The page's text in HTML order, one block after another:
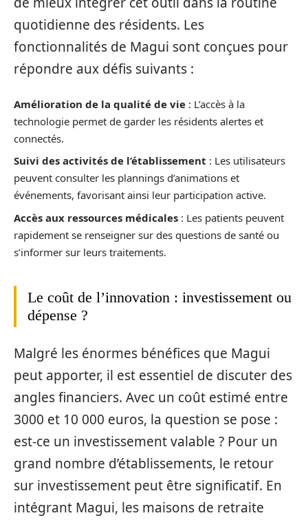
quotidienne des résidents. Les
fonctionnalités de Magui sont conçues pour
répondre aux défis suivants :
Amélioration de la qualité de vie : L’accès à la
technologie permet de garder les résidents alertes et
connectés.
Suivi des activités de l’établissement : Les utilisateurs
peuvent consulter les plannings d’animations et
événements, favorisant ainsi leur participation active.
Accès aux ressources médicales : Les patients peuvent
rapidement se renseigner sur des questions de santé ou
s’informer sur leurs traitements.
Le coût de l’innovation : investissement ou
dépense ?
Malgré les énormes bénéfices que Magui
peut apporter, il est essentiel de discuter des
angles financiers. Avec un coût estimé entre
3000 et 10 000 euros, la question se pose :
est-ce un investissement valable ? Pour un
grand nombre d’établissements, le retour
sur investissement peut être significatif. En
intégrant Magui, les maisons de retraite